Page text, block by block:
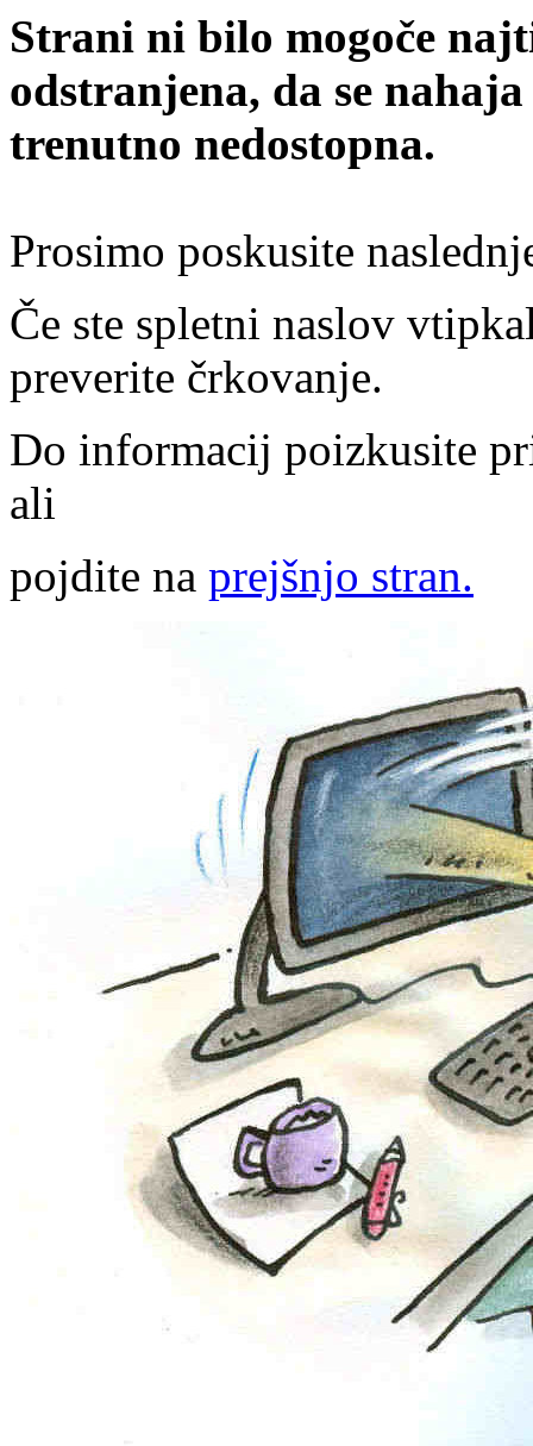
Strani ni bilo mogoče
odstranjena, da se
trenutno nedostopna.
Prosimo poskusite
Če ste spletni naslov
preverite črkovanje.
Do informacij poizkusite
ali
pojdite na prejšnjo stran.